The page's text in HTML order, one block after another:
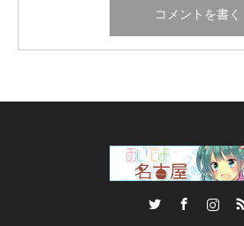
RSS